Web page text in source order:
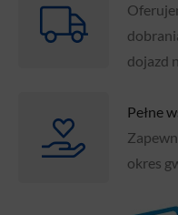
dojazd
Pełne
okres